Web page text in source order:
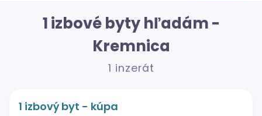
1 izbové byty hľadám -
Kremnica
1 inzerát
1 izbový byt - kúpa